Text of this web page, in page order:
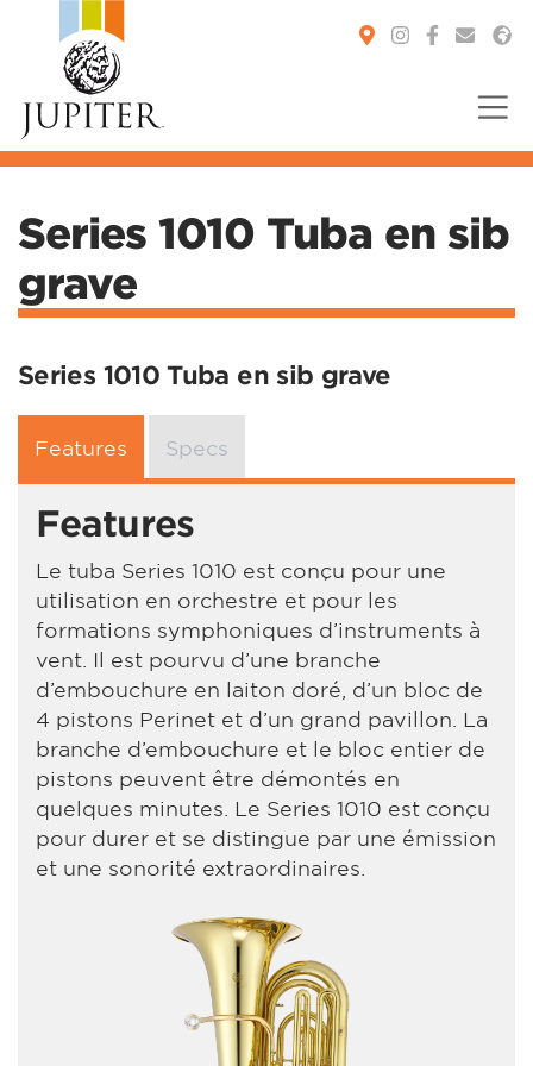
Series 1010 Tuba en sib
grave
Series 1010 Tuba en sib grave
Features Specs
Features
Le tuba Series 1010 est conçu pour une
utilisation en orchestre et pour les
formations symphoniques d’instruments à
vent. Il est pourvu d’une branche
d’embouchure en laiton doré, d’un bloc de
4 pistons Perinet et d’un grand pavillon. La
branche d’embouchure et le bloc entier de
pistons peuvent être démontés en
quelques minutes. Le Series 1010 est conçu
pour durer et se distingue par une émission
et une sonorité extraordinaires.